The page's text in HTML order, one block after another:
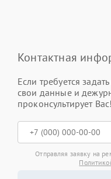
Контактная
Если требуется
свои данные и
проконсультирует Вас!
Отправляя заявку на